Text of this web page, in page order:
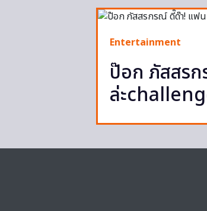
Entertainment
ป๊อก ภัสสร
ล่ะ